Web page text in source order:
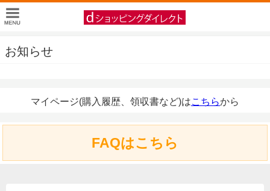
お知らせ
マイページ(購入履歴、領収書など)はこちらから
FAQはこちら